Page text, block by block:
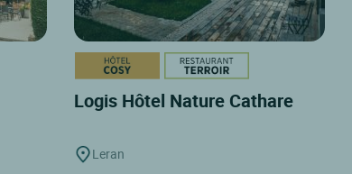
Logis Hôtel Nature Cathare
Leran